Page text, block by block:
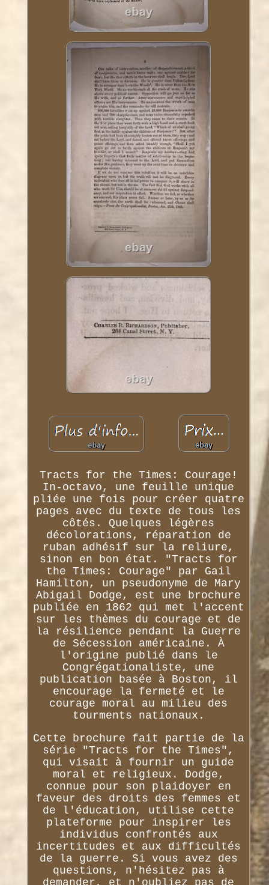
Tracts for the Times: Courage!
In-octavo, une feuille unique
pliée une fois pour créer quatre
pages avec du texte de tous les
côtés. Quelques légères
décolorations, réparation de
ruban adhésif sur la reliure,
sinon en bon état. "Tracts for
the Times: Courage" par Gail
Hamilton, un pseudonyme de Mary
Abigail Dodge, est une brochure
publiée en 1862 qui met l'accent
sur les thèmes du courage et de
la résilience pendant la Guerre
de Sécession américaine. À
l'origine publié dans le
Congrégationaliste, une
publication basée à Boston, il
encourage la fermeté et le
courage moral au milieu des
tourments nationaux.
Cette brochure fait partie de la
série "Tracts for the Times",
qui visait à fournir un guide
moral et religieux. Dodge,
connue pour son plaidoyer en
faveur des droits des femmes et
de l'éducation, utilise cette
plateforme pour inspirer les
individus confrontés aux
incertitudes et aux difficultés
de la guerre. Si vous avez des
questions, n'hésitez pas à